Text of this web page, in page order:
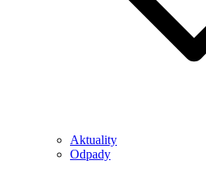
Aktuality
Odpady